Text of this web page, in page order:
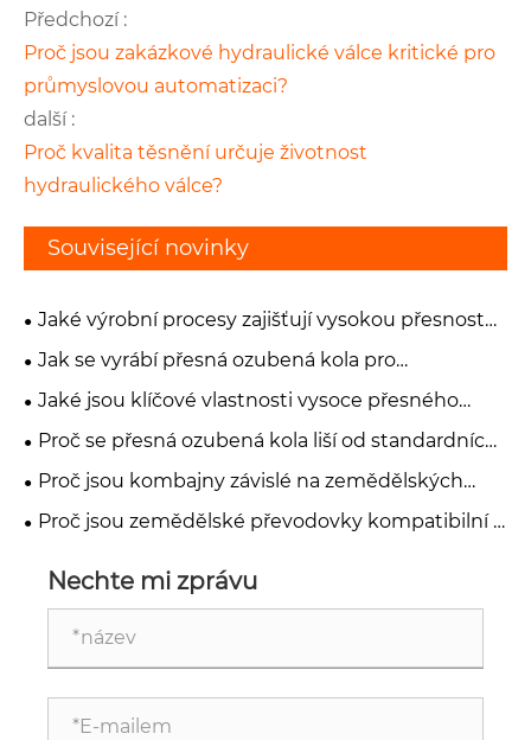
Předchozí :
Proč jsou zakázkové hydraulické válce kritické pro
průmyslovou automatizaci?
další :
Proč kvalita těsnění určuje životnost
hydraulického válce?
Související novinky
Jaké výrobní procesy zajišťují vysokou přesnost
přesných ozubených kol?
Jak se vyrábí přesná ozubená kola pro
průmyslové aplikace?
Jaké jsou klíčové vlastnosti vysoce přesného
ozubeného kola?
Proč se přesná ozubená kola liší od standardních
průmyslových ozubených kol?
Proč jsou kombajny závislé na zemědělských
převodovkách s vysokým točivým momentem?
Proč jsou zemědělské převodovky kompatibilní s
Nechte mi zprávu